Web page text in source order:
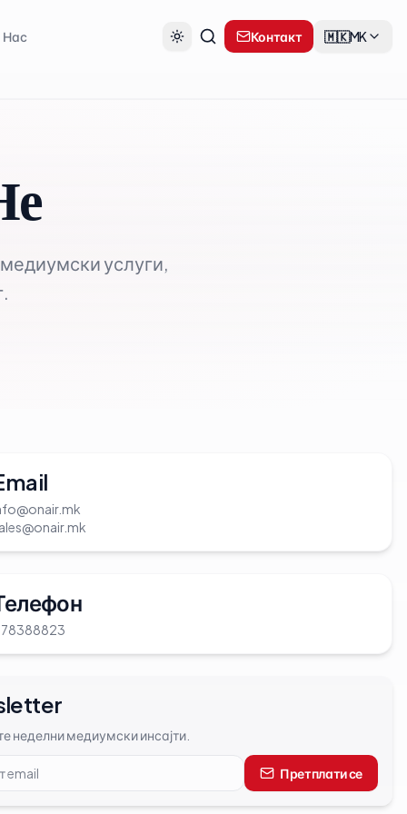
Нас Контакт 🇲🇰MK
услуги,
неделни медиумски инсајти.
Претплати се